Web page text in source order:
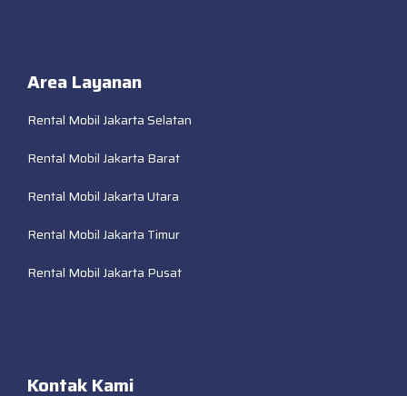
Area Layanan
Rental Mobil Jakarta Selatan
Rental Mobil Jakarta Barat
Rental Mobil Jakarta Utara
Rental Mobil Jakarta Timur
Rental Mobil Jakarta Pusat
Kontak Kami